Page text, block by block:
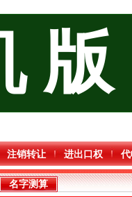
版
注销转让 进出口权
名字测算